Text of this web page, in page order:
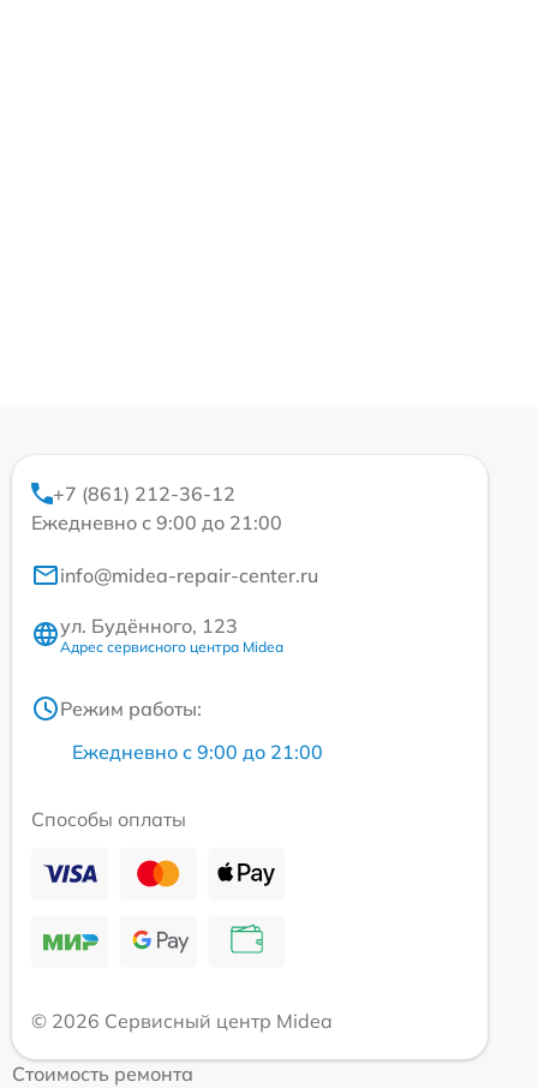
+7 (861) 212-36-12
Ежедневно с 9:00 до 21:00
info@midea-repair-center.ru
ул. Будённого, 123
Адрес сервисного центра Midea
Режим работы:
Ежедневно с 9:00 до 21:00
Способы оплаты
© 2026 Сервисный центр Midea
Стоимость ремонта